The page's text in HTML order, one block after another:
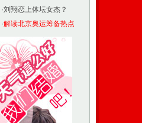
·刘翔恋上体坛女杰？
·解读北京奥运筹备热点